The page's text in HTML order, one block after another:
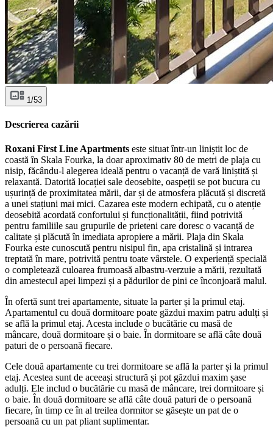
1/53
Descrierea cazării
Roxani First Line Apartments este situat într-un liniștit loc de
coastă în Skala Fourka, la doar aproximativ 80 de metri de plaja cu
nisip, făcându-l alegerea ideală pentru o vacanță de vară liniștită și
relaxantă. Datorită locației sale deosebite, oaspeții se pot bucura cu
ușurință de proximitatea mării, dar și de atmosfera plăcută și discretă
a unei stațiuni mai mici. Cazarea este modern echipată, cu o atenție
deosebită acordată confortului și funcționalității, fiind potrivită
pentru familiile sau grupurile de prieteni care doresc o vacanță de
calitate și plăcută în imediata apropiere a mării. Plaja din Skala
Fourka este cunoscută pentru nisipul fin, apa cristalină și intrarea
treptată în mare, potrivită pentru toate vârstele. O experiență specială
o completează culoarea frumoasă albastru-verzuie a mării, rezultată
din amestecul apei limpezi și a pădurilor de pini ce înconjoară malul.
În ofertă sunt trei apartamente, situate la parter și la primul etaj.
Apartamentul cu două dormitoare poate găzdui maxim patru adulți și
se află la primul etaj. Acesta include o bucătărie cu masă de
mâncare, două dormitoare și o baie. În dormitoare se află câte două
paturi de o persoană fiecare.
Cele două apartamente cu trei dormitoare se află la parter și la primul
etaj. Acestea sunt de aceeași structură și pot găzdui maxim șase
adulți. Ele includ o bucătărie cu masă de mâncare, trei dormitoare și
o baie. În două dormitoare se află câte două paturi de o persoană
fiecare, în timp ce în al treilea dormitor se găsește un pat de o
persoană cu un pat pliant suplimentar.